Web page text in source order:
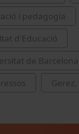
i pedagogia
d'Educació
de
Gerez,